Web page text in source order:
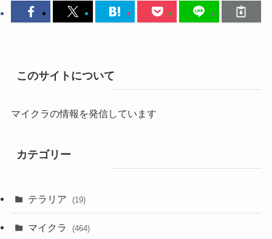
このサイトについて
マイクラの情報を発信しています
カテゴリー
テラリア (19)
マイクラ (464)